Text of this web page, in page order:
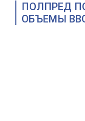
ПОЛПРЕД
ОБЪЕМЫ